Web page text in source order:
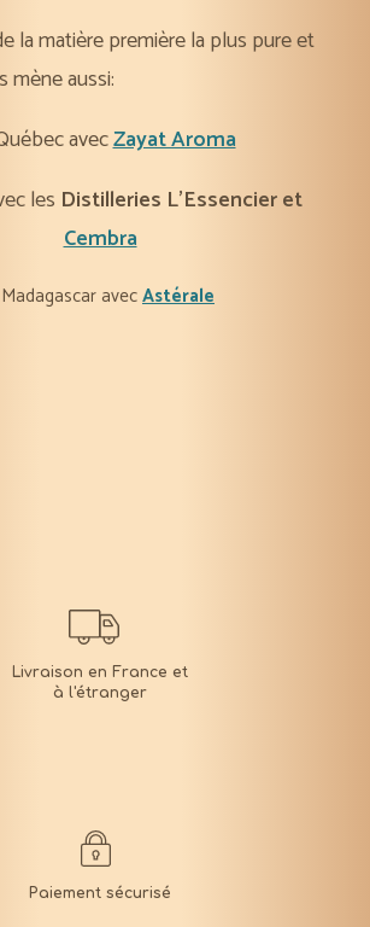
la matière première la plus pure et
mène aussi:
avecZayat Aroma
les Distilleries L’Essencier et
Cembra
avecAstérale